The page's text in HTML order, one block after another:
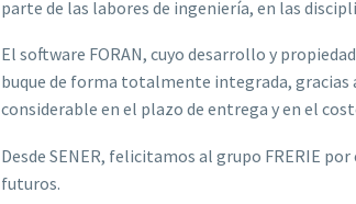
parte de las labores de ingeniería, en las
El software FORAN, cuyo desarrollo y
buque de forma totalmente integrada, gracias
considerable en el plazo de entrega y en el
Desde SENER, felicitamos al grupo FRERIE
futuros.